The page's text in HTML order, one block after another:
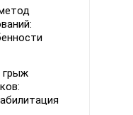
грыж